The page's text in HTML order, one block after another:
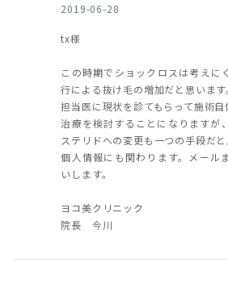
2019-06-28
tx様
この時期でショックロスは考えに
行による抜け毛の増加だと思います
担当医に現状を診てもらって施術
治療を検討することになりますが
ステリドへの変更も一つの手段だと
個人情報にも関わります。メール
いします。
ヨコ美クリニック
院長 今川